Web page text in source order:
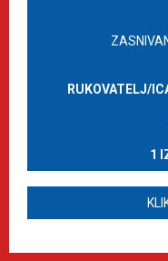
RUKOVATELJ/
1